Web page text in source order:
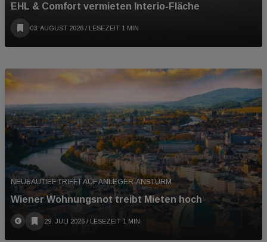
EHL & Comfort vermieten Interio-Fläche
03. AUGUST 2026 / LESEZEIT 1 MIN
NEUBAUTIEF TRIFFT AUF ANLEGER-ANSTURM
Wiener Wohnungsnot treibt Mieten hoch
29. JULI 2026 / LESEZEIT 1 MIN